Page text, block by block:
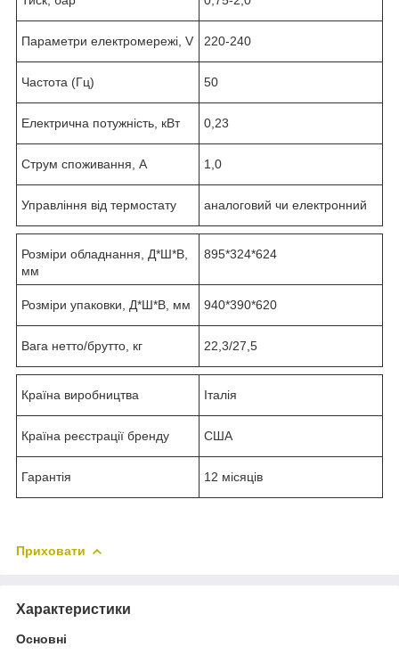
Параметри електромережі, V 220-240
Частота (Гц) 50
Електрична потужність, кВт 0,23
Струм споживання, А 1,0
Управління від термостату аналоговий чи електронний
Розміри обладнання, Д*Ш*В,
мм
895*324*624
Розміри упаковки, Д*Ш*В, мм 940*390*620
Вага нетто/брутто, кг 22,3/27,5
Країна виробництва Італія
Країна реєстрації бренду США
Гарантія 12 місяців
Приховати
Характеристики
Основні